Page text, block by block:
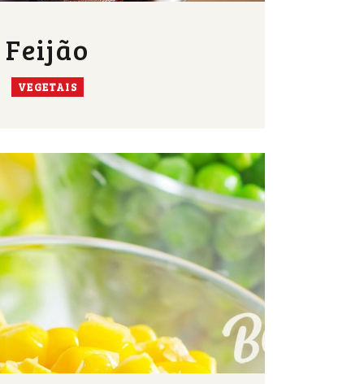
Feijão
VEGETAIS